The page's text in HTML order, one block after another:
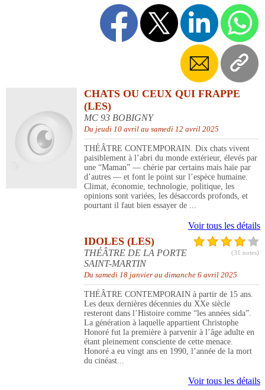
CHATS OU CEUX QUI FRAPPE
(LES)
MC 93 BOBIGNY
Du jeudi 10 avril au samedi 12 avril 2025
THÉÂTRE CONTEMPORAIN. Dix chats vivent
paisiblement à l’abri du monde extérieur, élevés par
une “Maman” — chérie par certains mais haïe par
d’autres — et font le point sur l’espèce humaine.
Climat, économie, technologie, politique, les
opinions sont variées, les désaccords profonds, et
pourtant il faut bien essayer de ...
Voir tous les détails
(31 notes)
IDOLES (LES)
THÉÂTRE DE LA PORTE
SAINT-MARTIN
Du samedi 18 janvier au dimanche 6 avril 2025
THÉÂTRE CONTEMPORAIN à partir de 15 ans.
Les deux dernières décennies du XXe siècle
resteront dans l’Histoire comme “les années sida”.
La génération à laquelle appartient Christophe
Honoré fut la première à parvenir à l’âge adulte en
étant pleinement consciente de cette menace.
Honoré a eu vingt ans en 1990, l’année de la mort
du cinéast...
Voir tous les détails